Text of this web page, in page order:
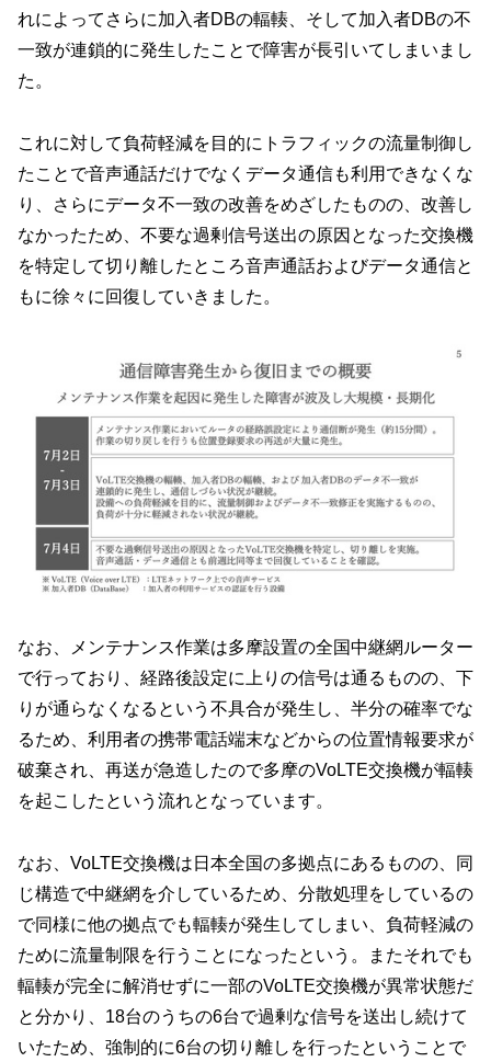
れによってさらに加入者DBの輻輳、そして加入者DBの不
一致が連鎖的に発生したことで障害が長引いてしまいまし
た。
これに対して負荷軽減を目的にトラフィックの流量制御し
たことで音声通話だけでなくデータ通信も利用できなくな
り、さらにデータ不一致の改善をめざしたものの、改善し
なかったため、不要な過剰信号送出の原因となった交換機
を特定して切り離したところ音声通話およびデータ通信と
もに徐々に回復していきました。
なお、メンテナンス作業は多摩設置の全国中継網ルーター
で行っており、経路後設定に上りの信号は通るものの、下
りが通らなくなるという不具合が発生し、半分の確率でな
るため、利用者の携帯電話端末などからの位置情報要求が
破棄され、再送が急造したので多摩のVoLTE交換機が輻輳
を起こしたという流れとなっています。
なお、VoLTE交換機は日本全国の多拠点にあるものの、同
じ構造で中継網を介しているため、分散処理をしているの
で同様に他の拠点でも輻輳が発生してしまい、負荷軽減の
ために流量制限を行うことになったという。またそれでも
輻輳が完全に解消せずに一部のVoLTE交換機が異常状態だ
と分かり、18台のうちの6台で過剰な信号を送出し続けて
いたため、強制的に6台の切り離しを行ったということで